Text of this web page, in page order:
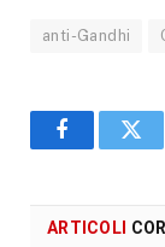
anti-Gandhi
Facebook
X
ARTICOLI